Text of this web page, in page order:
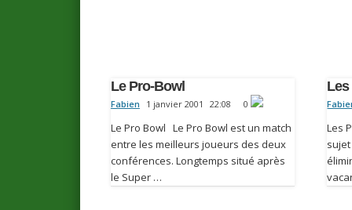
Le Pro-Bowl
Fabien 1 janvier 2001 22:08 0
Le Pro Bowl Le Pro Bowl est un match
entre les meilleurs joueurs des deux
conférences. Longtemps situé après
le Super …
Les